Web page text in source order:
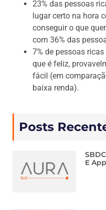
23% das pessoas
lugar certo na hora
conseguir o que
com 36% das
7% de pessoas
que é feliz,
fácil (em
baixa renda).
Posts
E